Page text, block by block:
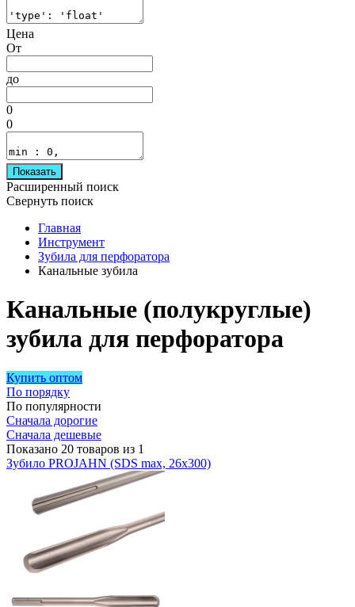
Цена
От
до
0
0
Показать
Расширенный поиск
Свернуть поиск
Главная
Инструмент
Зубила для перфоратора
Канальные зубила
Канальные (полукруглые)
зубила для перфоратора
Купить оптом
По порядку
По популярности
Сначала дорогие
Сначала дешевые
Показано 20 товаров из 1
Зубило PROJAHN (SDS max, 26x300)